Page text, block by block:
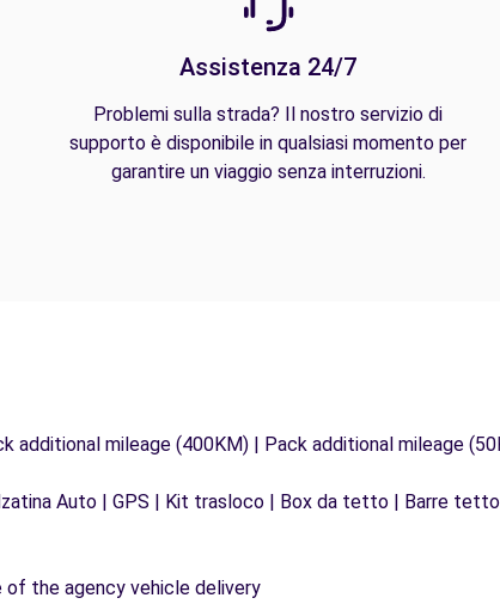
Assistenza 24/7
Problemi sulla strada? Il nostro servizio di
supporto è disponibile in qualsiasi momento per
garantire un viaggio senza interruzioni.
additional mileage (400KM) | Pack additional mileage
Auto | GPS | Kit trasloco | Box da tetto | Barre
the agency vehicle delivery